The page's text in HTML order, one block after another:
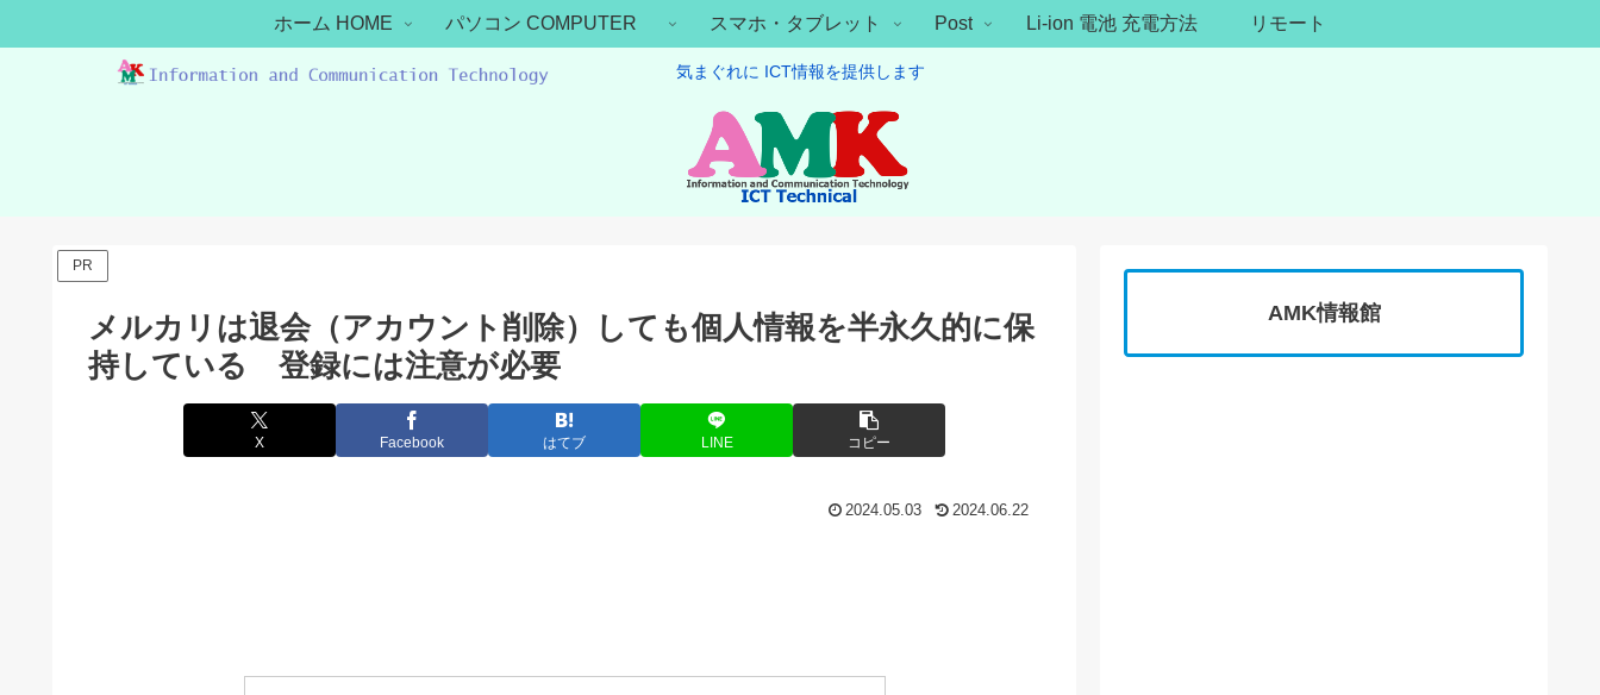
気まぐれに ICT情報を提供します
ホーム HOME パソコン COMPUTER スマホ・タブレット Post Li-ion 電池 充電方法 リモート
PR
メルカリは退会（アカウント削除）しても個人情報を半永久的に保
持している 登録には注意が必要
X Facebook はてブ LINE コピー
2024.05.03 2024.06.22
AMK情報館